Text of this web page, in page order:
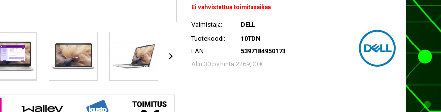

Ei vahvistettua toimitusaikaa
Valmistaja:
DELL
Tuotekoodi:
10TDN
EAN:
5397184950173
Alin 30 pv hinta 2269,00 €